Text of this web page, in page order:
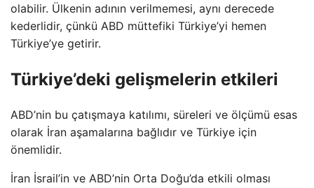
olabilir. Ülkenin adının verilmemesi, aynı derecede
kederlidir, çünkü ABD müttefiki Türkiye’yi hemen
Türkiye’ye getirir.
Türkiye’deki gelişmelerin etkileri
ABD’nin bu çatışmaya katılımı, süreleri ve ölçümü esas
olarak İran aşamalarına bağlıdır ve Türkiye için
önemlidir.
İran İsrail’in ve ABD’nin Orta Doğu’da etkili olması